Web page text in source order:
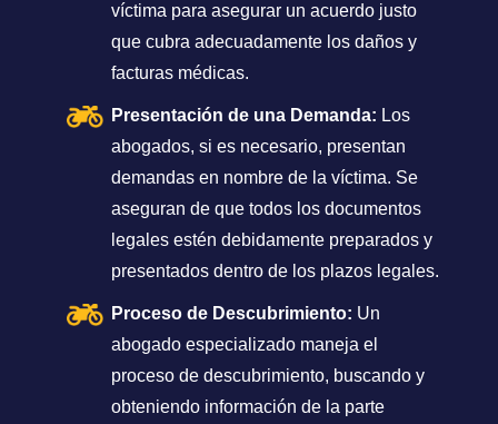
víctima para asegurar un acuerdo justo
que cubra adecuadamente los daños y
facturas médicas.
Presentación de una Demanda: Los
abogados, si es necesario, presentan
demandas en nombre de la víctima. Se
aseguran de que todos los documentos
legales estén debidamente preparados y
presentados dentro de los plazos legales.
Proceso de Descubrimiento: Un
abogado especializado maneja el
proceso de descubrimiento, buscando y
obteniendo información de la parte